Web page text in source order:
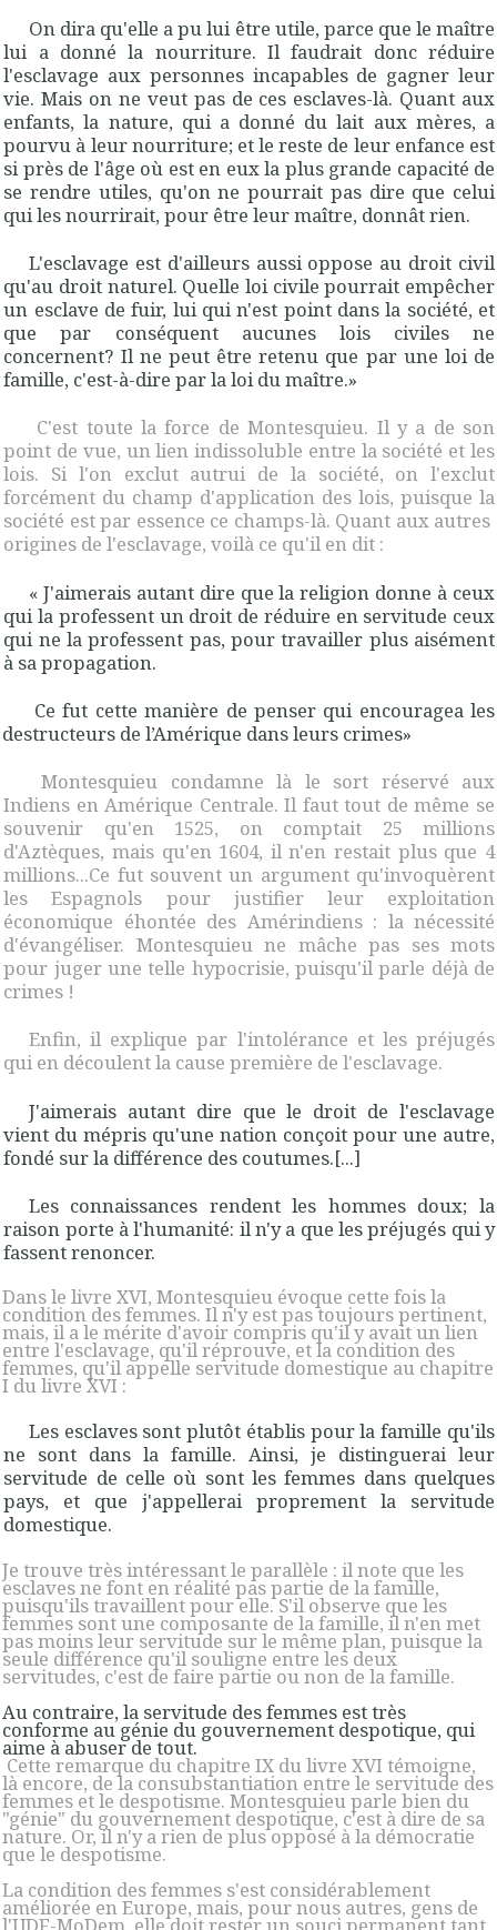
On dira qu'elle a pu lui être utile, parce que le maître
lui a donné la nourriture. Il faudrait donc réduire
l'esclavage aux personnes incapables de gagner leur
vie. Mais on ne veut pas de ces esclaves-là. Quant aux
enfants, la nature, qui a donné du lait aux mères, a
pourvu à leur nourriture; et le reste de leur enfance est
si près de l'âge où est en eux la plus grande capacité de
se rendre utiles, qu'on ne pourrait pas dire que celui
qui les nourrirait, pour être leur maître, donnât rien.
L'esclavage est d'ailleurs aussi oppose au droit civil
qu'au droit naturel. Quelle loi civile pourrait empêcher
un esclave de fuir, lui qui n'est point dans la société, et
que par conséquent aucunes lois civiles ne
concernent? Il ne peut être retenu que par une loi de
famille, c'est-à-dire par la loi du maître.»
C'est toute la force de Montesquieu. Il y a de son
point de vue, un lien indissoluble entre la société et les
lois. Si l'on exclut autrui de la société, on l'exclut
forcément du champ d'application des lois, puisque la
société est par essence ce champs-là. Quant aux autres
origines de l'esclavage, voilà ce qu'il en dit :
« J'aimerais autant dire que la religion donne à ceux
qui la professent un droit de réduire en servitude ceux
qui ne la professent pas, pour travailler plus aisément
à sa propagation.
Ce fut cette manière de penser qui encouragea les
destructeurs de l’Amérique dans leurs crimes»
Montesquieu condamne là le sort réservé aux
Indiens en Amérique Centrale. Il faut tout de même se
souvenir qu'en 1525, on comptait 25 millions
d'Aztèques, mais qu'en 1604, il n'en restait plus que 4
millions...Ce fut souvent un argument qu'invoquèrent
les Espagnols pour justifier leur exploitation
économique éhontée des Amérindiens : la nécessité
d'évangéliser. Montesquieu ne mâche pas ses mots
pour juger une telle hypocrisie, puisqu'il parle déjà de
crimes !
Enfin, il explique par l'intolérance et les préjugés
qui en découlent la cause première de l'esclavage.
J'aimerais autant dire que le droit de l'esclavage
vient du mépris qu'une nation conçoit pour une autre,
fondé sur la différence des coutumes.[...]
Les connaissances rendent les hommes doux; la
raison porte à l'humanité: il n'y a que les préjugés qui y
fassent renoncer.
Dans le livre XVI, Montesquieu évoque cette fois la
condition des femmes. Il n'y est pas toujours pertinent,
mais, il a le mérite d'avoir compris qu'il y avait un lien
entre l'esclavage, qu'il réprouve, et la condition des
femmes, qu'il appelle servitude domestique au chapitre
I du livre XVI :
Les esclaves sont plutôt établis pour la famille qu'ils
ne sont dans la famille. Ainsi, je distinguerai leur
servitude de celle où sont les femmes dans quelques
pays, et que j'appellerai proprement la servitude
domestique.
Je trouve très intéressant le parallèle : il note que les
esclaves ne font en réalité pas partie de la famille,
puisqu'ils travaillent pour elle. S'il observe que les
femmes sont une composante de la famille, il n'en met
pas moins leur servitude sur le même plan, puisque la
seule différence qu'il souligne entre les deux
servitudes, c'est de faire partie ou non de la famille.
Au contraire, la servitude des femmes est très
conforme au génie du gouverne­ment despotique, qui
aime à abuser de tout.
Cette remarque du chapitre IX du livre XVI témoigne,
là encore, de la consubstantiation entre le servitude des
femmes et le despotisme. Montesquieu parle bien du
"génie" du gouvernement despotique, c'est à dire de sa
nature. Or, il n'y a rien de plus opposé à la démocratie
que le despotisme.
La condition des femmes s'est considérablement
améliorée en Europe, mais, pour nous autres, gens de
l'UDF-MoDem, elle doit rester un souci permanent tant